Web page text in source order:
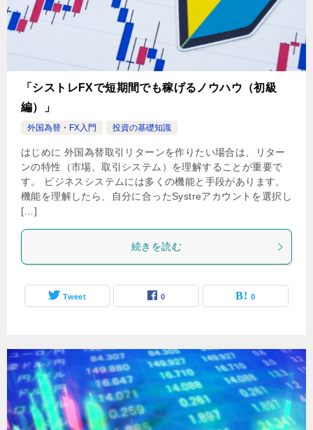
「シストレFXで短期間でも稼げるノウハウ（初級
編）」
外国為替・FX入門 投資の基礎知識
はじめに 外国為替取引リターンを作りたい場合は、リター
ンの特性（市場、取引システム）を理解することが重要で
す。 ビジネスシステムには多くの機能と手段があります。
機能を理解したら、自分に合ったSystreアカウントを選択し
[…]
続きを読む
Tweet 0 0